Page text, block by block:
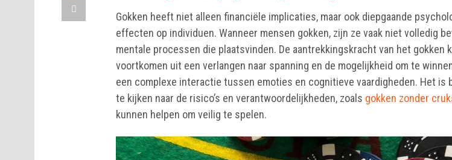
Gokken heeft niet alleen financiële implicaties, maar ook diepgaande
effecten op individuen. Wanneer mensen gokken, zijn ze vaak niet volledig
mentale processen die plaatsvinden. De aantrekkingskracht van het gokken
voortkomen uit een verlangen naar spanning en de mogelijkheid om te
een complexe interactie tussen emoties en cognitieve vaardigheden. Het is
te kijken naar de risico’s en verantwoordelijkheden, zoals gokken zonder
kunnen helpen om veilig te spelen.